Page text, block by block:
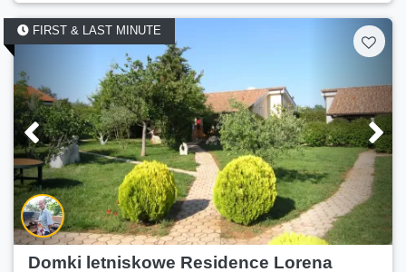
FIRST & LAST MINUTE
Domki letniskowe Residence Lorena